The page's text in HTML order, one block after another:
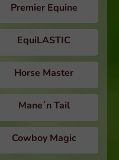
Premier Equine
EquiLASTIC
Horse Master
Mane´n Tail
Cowboy Magic